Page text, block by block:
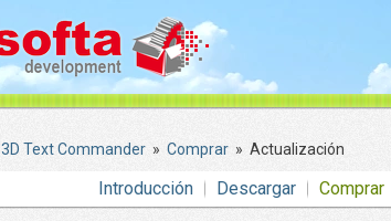
3D Text Commander » Comprar » Actualización
Introducción Descargar Comprar